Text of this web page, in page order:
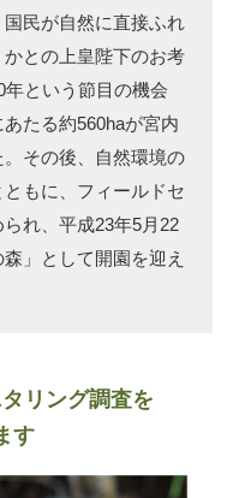
民が自然に直接ふれ
との上皇陛下のお考
という節目の機会
たる約560haが宮内
その後、自然環境の
もに、フィールドセ
れ、平成23年5月22
」として開園を迎え
リング調査を
す